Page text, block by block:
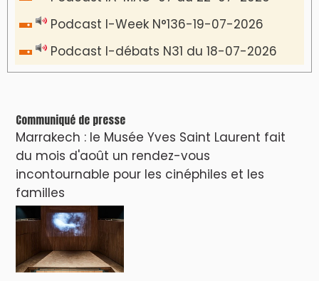
LES PLUS RÉCENTS CLASSEURS
دِيمَا المَغرِب Clip
🎵Bulldozer Blues
Clip : 🎵 LE BLUES DE L'IA
🎵 Ormuzera bien, qui ormuzera le
dernier
Reportages
Nizar Baraka préside à Marrakech une